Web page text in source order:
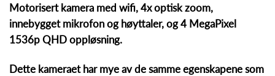
Motorisert kamera med wifi, 4x optisk zoom,
innebygget mikrofon og høyttaler, og 4 MegaPixel
1536p QHD oppløsning.
Dette kameraet har mye av de samme egenskapene som